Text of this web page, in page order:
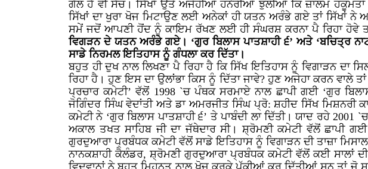
ਗੱਲ ਹੈ ਵੀ ਸੱਚ। ਸਿੱਖਾਂ ਉਤੇ ਅਜੇਹੀਆਂ ਹਨੇਰੀਆਂ ਝੁਲੀਆਂ ਕਿ ਜ਼ਾਲਮ ਹਕੂਮਤਾਂ
ਸਿੱਖਾਂ ਦਾ ਖੁਰਾ ਖੋਜ ਮਿਟਾਉਣ ਲਈ ਅਨੇਕਾਂ ਹੀ ਯਤਨ ਅਰੰਭੇ ਗਏ ਤਾਂ ਸਿੱਖਾਂ
ਸਮੇਂ ਜਦੋਂ ਆਪਣੀ ਹੋਂਦ ਨੂੰ ਕਾਇਮ ਰੱਖਣ ਲਈ ਹੀ ਸੰਘਰਸ਼ ਕਰਨਾ ਪੈ ਰਿਹਾ ਹੋਵੇ
ਵਿਗੜਨ ਦੇ ਯਤਨ ਅਰੰਭੇ ਗਏ। ‘ਗੁਰ ਬਿਲਾਸ ਪਾਤਸ਼ਾਹੀ ੬’ ਅਤੇ ‘ਬਚਿਤ੍ਰ
ਸਾਡੇ ਨਿਰਮਲ ਇਤਿਹਾਸ ਨੂੰ ਗੰਧਲਾ ਕਰ ਦਿੱਤਾ।
ਬਹੁਤ ਹੀ ਦੁਖ ਨਾਲ ਲਿਖਣਾ ਪੈ ਰਿਹਾ ਹੈ ਕਿ ਸਿੱਖ ਇਤਿਹਾਸ ਨੂੰ ਵਿਗਾੜਨ
ਰਿਹਾ ਹੈ। ਹੁਣ ਇਸ ਦਾ ਉਲਾਂਭਾ ਕਿਸ ਨੂੰ ਦਿੱਤਾ ਜਾਵੇ? ਹੁਣ ਅਜੇਹਾ ਕਰਨ ਵਾਲੇ
ਪ੍ਰਚਾਰ ਕਮੇਟੀ’ ਵੱਲੋਂ 1998 `ਚ ਪੰਥਕ ਸਰਮਾਏ ਨਾਲ ਛਾਪੀ ਗਈ ‘ਗੁਰ
ਜੋਗਿੰਦਰ ਸਿੰਘ ਵੇਦਾਂਤੀ ਅਤੇ ਡਾ ਅਮਰਜੀਤ ਸਿੰਘ ਪ੍ਰੋ: ਸ਼ਹੀਦ ਸਿੱਖ ਮਿਸ਼ਨਰੀ
ਕਮੇਟੀ ਨੇ ‘ਗੁਰ ਬਿਲਾਸ ਪਾਤਸ਼ਾਹੀ ੬’ ਤੇ ਪਾਬੰਦੀ ਲਾ ਦਿੱਤੀ। ਯਾਦ ਰਹੇ
ਅਕਾਲ ਤਖਤ ਸਾਹਿਬ ਜੀ ਦਾ ਜੱਥੇਦਾਰ ਸੀ। ਸ਼੍ਰੋਮਣੀ ਕਮੇਟੀ ਵੱਲੋਂ ਛਾਪੀ
ਗੁਰਦੁਆਰਾ ਪ੍ਰਬੰਧਕ ਕਮੇਟੀ ਵੱਲੋਂ ਸਾਡੇ ਇਤਿਹਾਸ ਨੂੰ ਵਿਗਾੜਨ ਦੀ ਤਾਜ਼ਾ
ਨਾਨਕਸ਼ਾਹੀ ਕੈਲੰਡਰ, ਸ਼੍ਰੋਮਣੀ ਗੁਰਦੁਆਰਾ ਪ੍ਰਬੰਧਕ ਕਮੇਟੀ ਵੱਲੋਂ ਕਈ ਸਾਲਾਂ
ਵਿਦਵਾਨਾਂ ਨੇ ਬਹੁਤ ਮਿਹਨਤ ਨਾਲ ਖੋਜ ਕਰਕੇ ਪੱਕੀਆਂ ਕਰ ਦਿੱਤੀਆਂ ਸਨ ਤਾਂ ਜੋ